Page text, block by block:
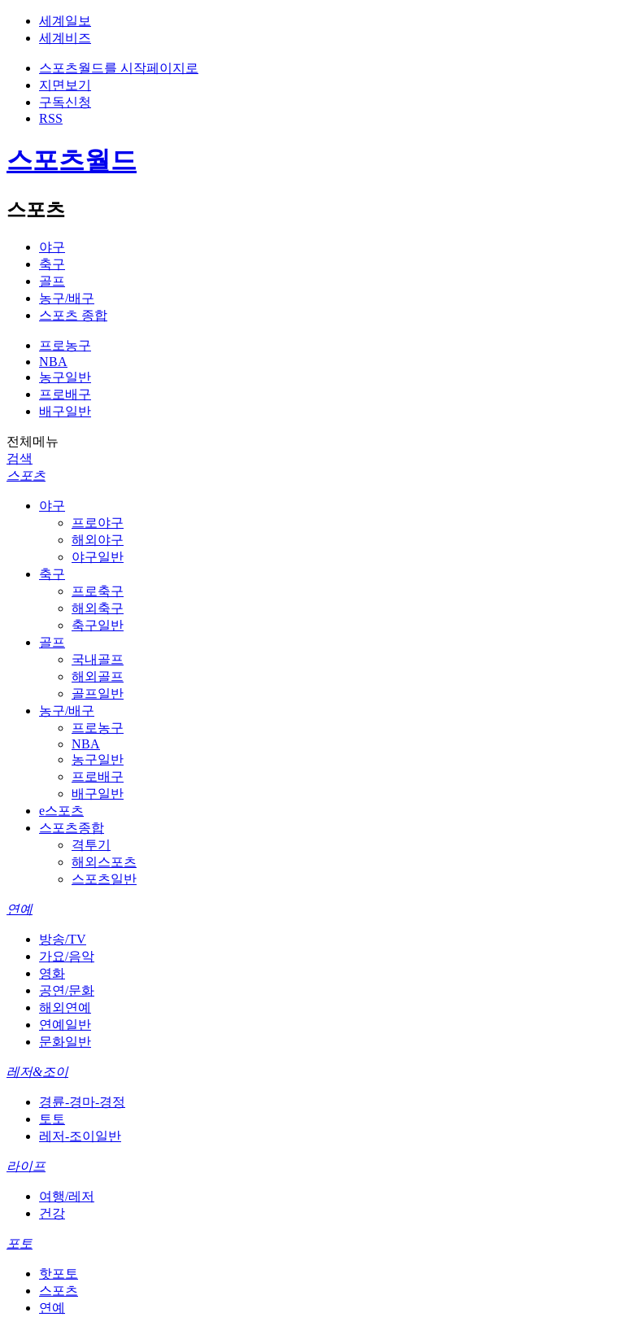
세계일보
세계비즈
스포츠월드를 시작페이지로
지면보기
구독신청
RSS
스포츠월드
스포츠
야구
축구
골프
농구/배구
스포츠 종합
프로농구
NBA
농구일반
프로배구
배구일반
전체메뉴
검색
스포츠
야구
프로야구
해외야구
야구일반
축구
프로축구
해외축구
축구일반
골프
국내골프
해외골프
골프일반
농구/배구
프로농구
NBA
농구일반
프로배구
배구일반
e스포츠
스포츠종합
격투기
해외스포츠
스포츠일반
연예
방송/TV
가요/음악
영화
공연/문화
해외연예
연예일반
문화일반
레저&조이
경륜-경마-경정
토토
레저-조이일반
라이프
여행/레저
건강
포토
핫포토
스포츠
연예